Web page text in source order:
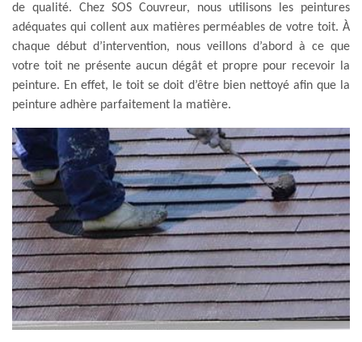
de qualité. Chez SOS Couvreur, nous utilisons les peintures
adéquates qui collent aux matières perméables de votre toit. À
chaque début d’intervention, nous veillons d’abord à ce que
votre toit ne présente aucun dégât et propre pour recevoir la
peinture. En effet, le toit se doit d’être bien nettoyé afin que la
peinture adhère parfaitement la matière.